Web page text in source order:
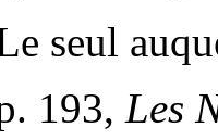
seul
193, Les